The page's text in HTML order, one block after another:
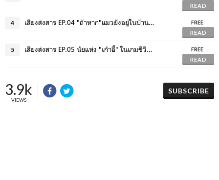
READ
4 เสียงส่งสาร EP.04 "ถ้าหาก"แมวยังอยู่ในบ้าน : ถอดรหัส what if กับความตายของแมว
FREE
READ
5 เสียงส่งสาร EP.05 นัยแห่ง "เก้าอี้" ในเกมชีวิต : บทวิเคราะห์เรื่องสั้น
FREE
READ
3.9k
VIEWS
SUBSCRIBE